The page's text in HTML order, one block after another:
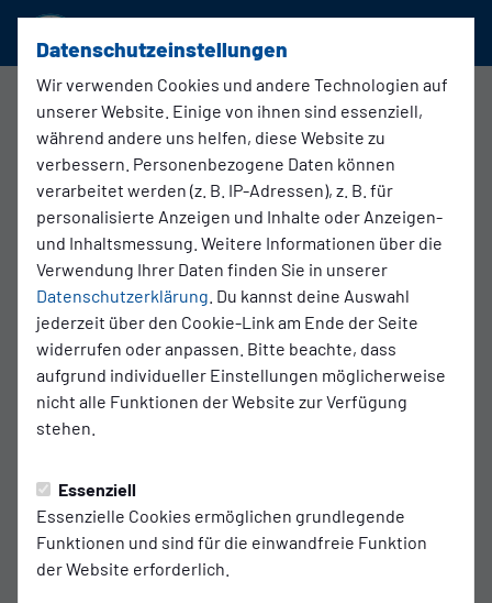
Datenschutzeinstellungen
Wir verwenden Cookies und andere Technologien auf
unserer Website. Einige von ihnen sind essenziell,
während andere uns helfen, diese Website zu
verbessern. Personenbezogene Daten können
verarbeitet werden (z. B. IP-Adressen), z. B. für
personalisierte Anzeigen und Inhalte oder Anzeigen-
und Inhaltsmessung. Weitere Informationen über die
Verwendung Ihrer Daten finden Sie in unserer
Datenschutzerklärung . Du kannst deine Auswahl
jederzeit über den Cookie-Link am Ende der Seite
widerrufen oder anpassen. Bitte beachte, dass
aufgrund individueller Einstellungen möglicherweise
nicht alle Funktionen der Website zur Verfügung
stehen.
Essenziell
Essenzielle Cookies ermöglichen grundlegende
Funktionen und sind für die einwandfreie Funktion
der Website erforderlich.
1. Mannschaft
25.09.2025 21:30 Uhr
SSVg Velbert 02 - 1. FC Bocholt